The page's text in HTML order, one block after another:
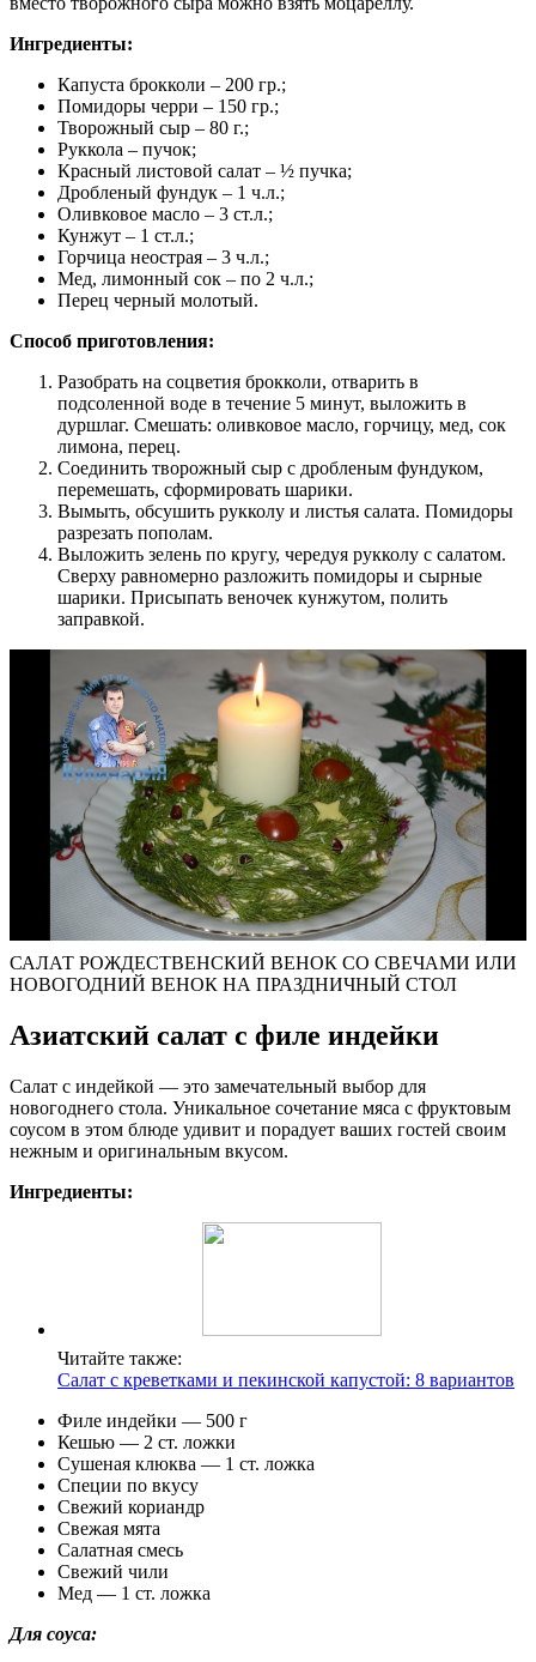
Ингредиенты:
Капуста брокколи – 200 гр.;
Помидоры черри – 150 гр.;
Творожный сыр – 80 г.;
Руккола – пучок;
Красный листовой салат – ½ пучка;
Дробленый фундук – 1 ч.л.;
Оливковое масло – 3 ст.л.;
Кунжут – 1 ст.л.;
Горчица неострая – 3 ч.л.;
Мед, лимонный сок – по 2 ч.л.;
Перец черный молотый.
Способ приготовления:
Разобрать на соцветия брокколи, отварить в
подсоленной воде в течение 5 минут, выложить в
дуршлаг. Смешать: оливковое масло, горчицу, мед, сок
лимона, перец.
Соединить творожный сыр с дробленым фундуком,
перемешать, сформировать шарики.
Вымыть, обсушить рукколу и листья салата. Помидоры
разрезать пополам.
Выложить зелень по кругу, чередуя рукколу с салатом.
Сверху равномерно разложить помидоры и сырные
шарики. Присыпать веночек кунжутом, полить
заправкой.
САЛАТ РОЖДЕСТВЕНСКИЙ ВЕНОК СО СВЕЧАМИ ИЛИ
НОВОГОДНИЙ ВЕНОК НА ПРАЗДНИЧНЫЙ СТОЛ
Азиатский салат с филе индейки
Салат с индейкой — это замечательный выбор для
новогоднего стола. Уникальное сочетание мяса с фруктовым
соусом в этом блюде удивит и порадует ваших гостей своим
нежным и оригинальным вкусом.
Ингредиенты:
Читайте также:
Салат с креветками и пекинской капустой: 8 вариантов
Филе индейки — 500 г
Кешью — 2 ст. ложки
Сушеная клюква — 1 ст. ложка
Специи по вкусу
Свежий кориандр
Свежая мята
Салатная смесь
Свежий чили
Мед — 1 ст. ложка
Для соуса: